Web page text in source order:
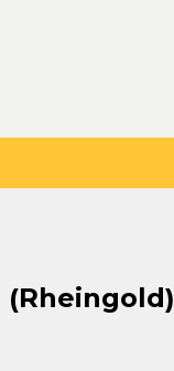
(Rheingold)